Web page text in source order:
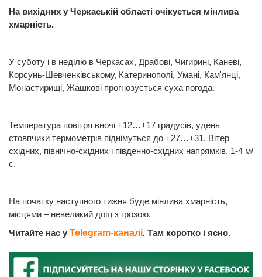
На вихідних у Черкаській області очікується мінлива
хмарність.
У суботу і в неділю в Черкасах, Драбові, Чигирині, Каневі,
Корсунь-Шевченківському, Катеринополі, Умані, Кам'янці,
Монастирищі, Жашкові прогнозується суха погода.
Температура повітря вночі +12…+17 градусів, удень
стовпчики термометрів піднімуться до +27…+31. Вітер
східних, північно-східних і південно-східних напрямків, 1-4 м/
с.
На початку наступного тижня буде мінлива хмарність,
місцями – невеликий дощ з грозою.
Читайте нас у Telegram-каналі. Там коротко і ясно.